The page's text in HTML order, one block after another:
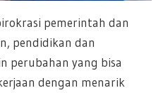
pemerintah dan
pendidikan dan
perubahan yang bisa
dengan menarik